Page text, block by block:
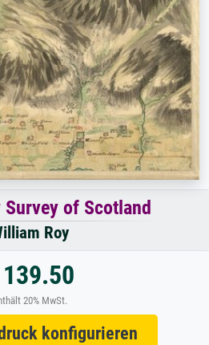
of Scotland
Roy
20% MwSt.
konfigurieren